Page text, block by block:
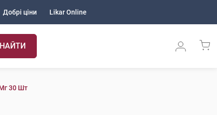
Добрі ціни Likar Online
30 Шт